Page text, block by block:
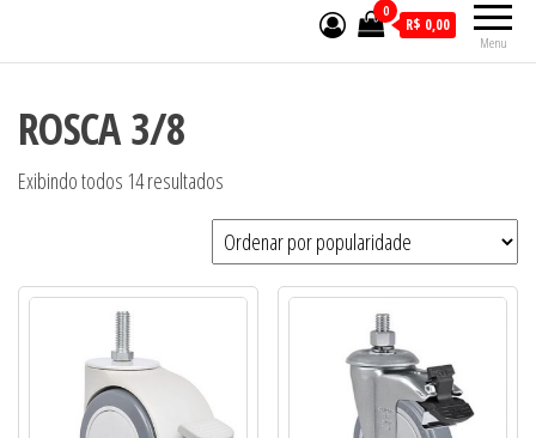
Menu
0
R$ 0,00
ROSCA 3/8
Exibindo todos 14 resultados